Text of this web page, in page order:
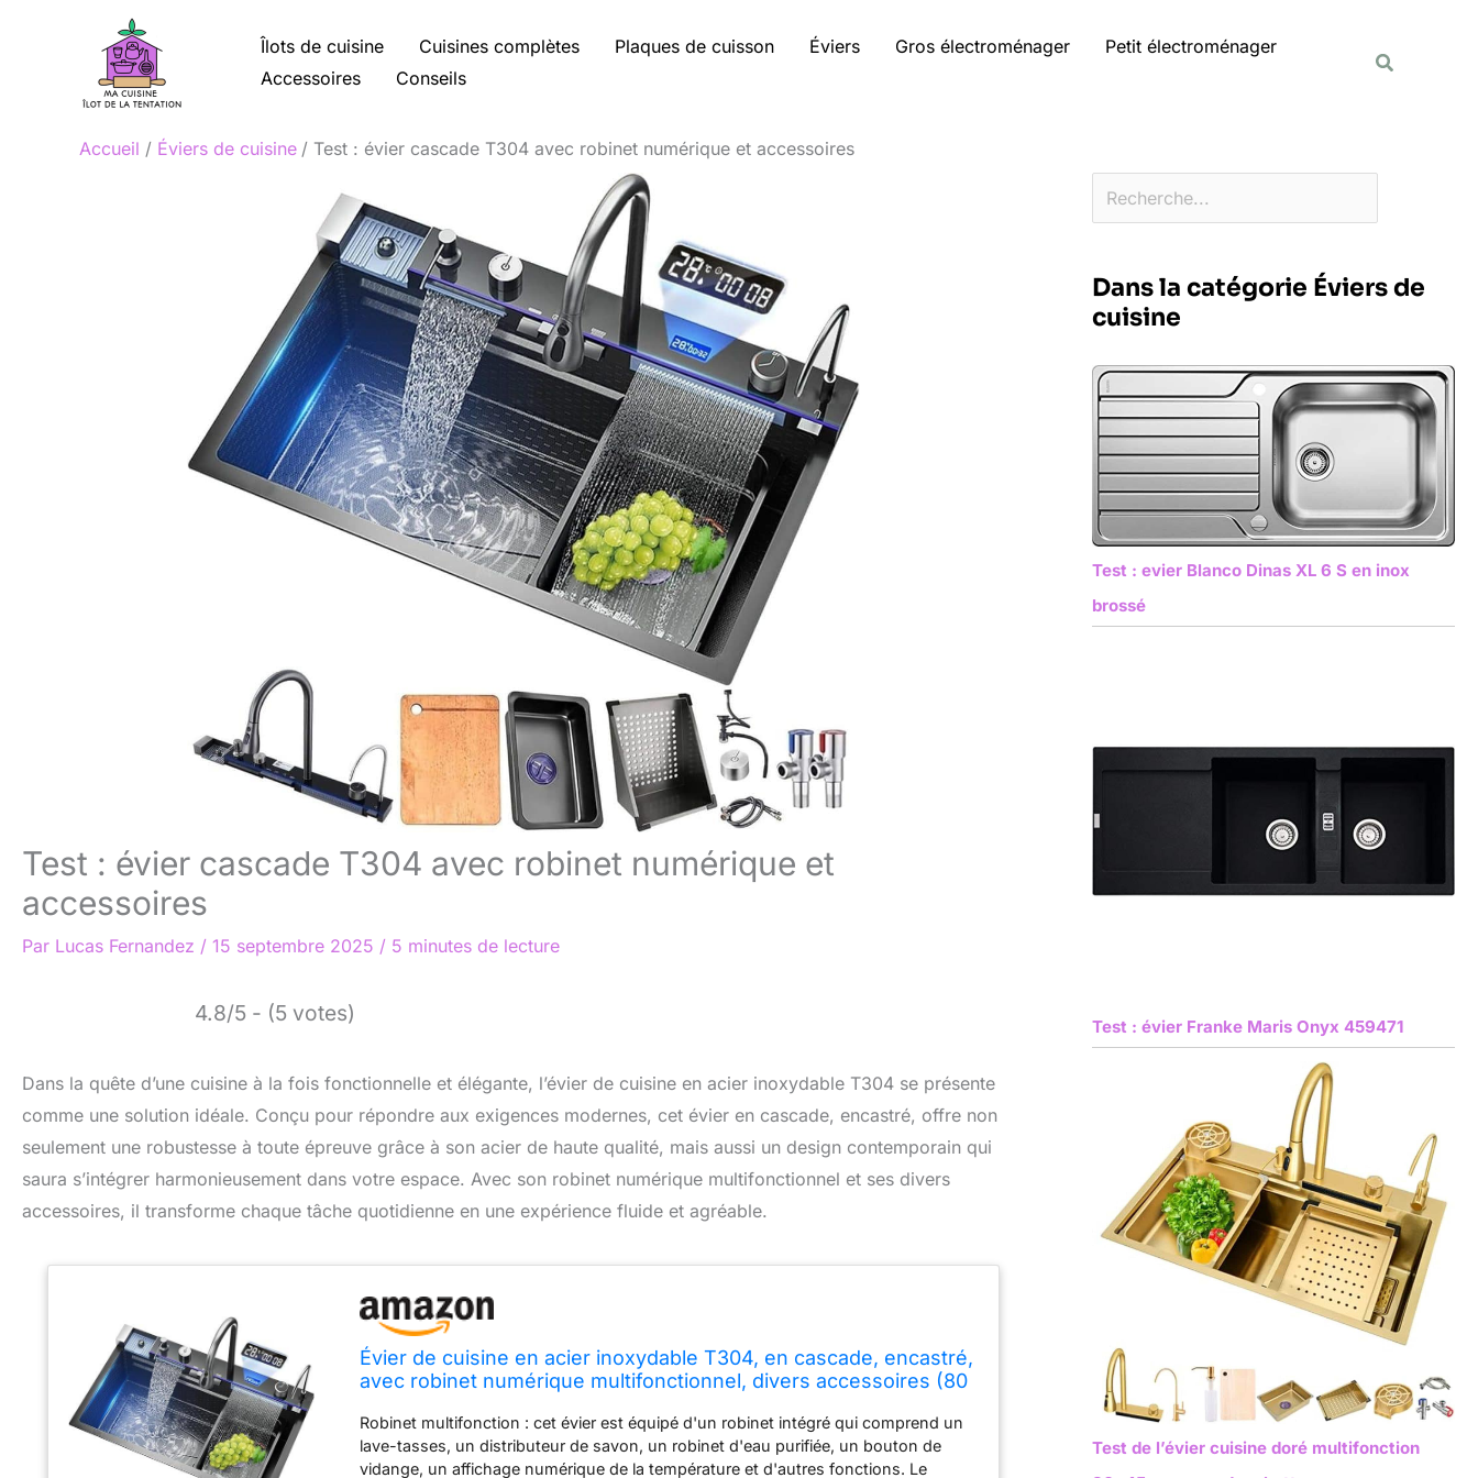
Îlots de cuisine Cuisines complètes Plaques de cuisson Éviers Gros électroménager
Petit électroménager
Accessoires
Conseils
Accueil Éviers de cuisine Test : évier cascade T304 avec robinet numérique et accessoires
Test : évier cascade T304 avec robinet numérique et
accessoires
Par Lucas Fernandez / 15 septembre 2025 / 5 minutes de lecture
4.8/5 - (5 votes)
Dans la quête d’une cuisine à la fois fonctionnelle et élégante, l’évier de cuisine en acier inoxydable T304 se présente
comme une solution idéale. Conçu pour répondre aux exigences modernes, cet évier en cascade, encastré, offre non
seulement une robustesse à toute épreuve grâce à son acier de haute qualité, mais aussi un design contemporain qui
saura s’intégrer harmonieusement dans votre espace. Avec son robinet numérique multifonctionnel et ses divers
accessoires, il transforme chaque tâche quotidienne en une expérience fluide et agréable.
Évier de cuisine en acier inoxydable T304, en cascade, encastré,
avec robinet numérique multifonctionnel, divers accessoires (80
Robinet multifonction : cet évier est équipé d'un robinet intégré qui comprend un
lave-tasses, un distributeur de savon, un robinet d'eau purifiée, un bouton de
vidange, un affichage numérique de la température et d'autres fonctions. Le
Dans la catégorie Éviers de
cuisine
Test : evier Blanco Dinas XL 6 S en inox
brossé
Test : évier Franke Maris Onyx 459471
Test de l’évier cuisine doré multifonction